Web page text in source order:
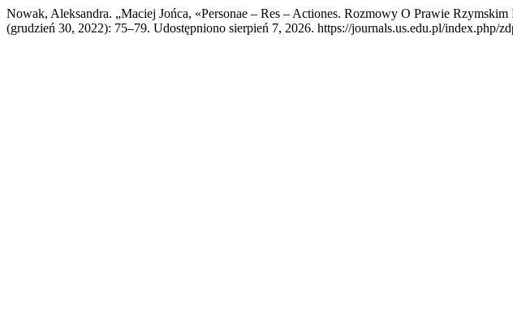
Nowak, Aleksandra. „Maciej Jońca, «Personae – Res – Actiones. Rozmowy O Prawie
(grudzień 30, 2022): 75–79. Udostępniono sierpień 7, 2026. https://journals.us.edu.pl/index.php/